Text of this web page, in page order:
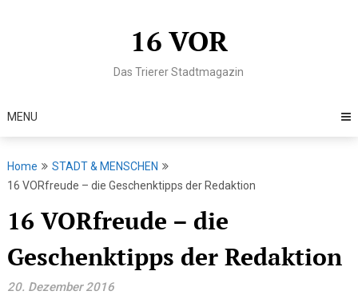
16 VOR
Das Trierer Stadtmagazin
MENU
Home
STADT & MENSCHEN
16 VORfreude – die Geschenktipps der Redaktion
16 VORfreude – die
Geschenktipps der Redaktion
20. Dezember 2016